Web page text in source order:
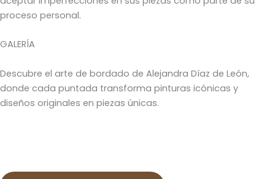
proceso personal.
GALERÍA
Descubre el arte de bordado de Alejandra Díaz de León,
donde cada puntada transforma pinturas icónicas y
diseños originales en piezas únicas.